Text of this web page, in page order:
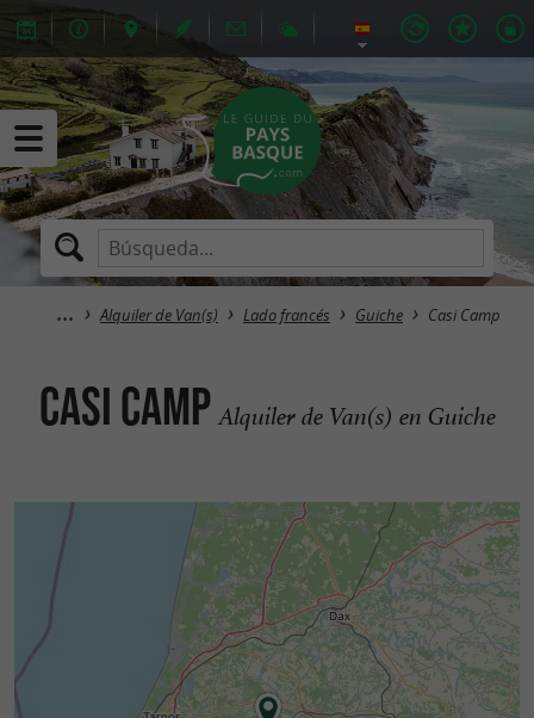
Alquiler de Van(s) Lado francés Guiche Casi Camp
Casi Camp Alquiler de Van(s) en Guiche